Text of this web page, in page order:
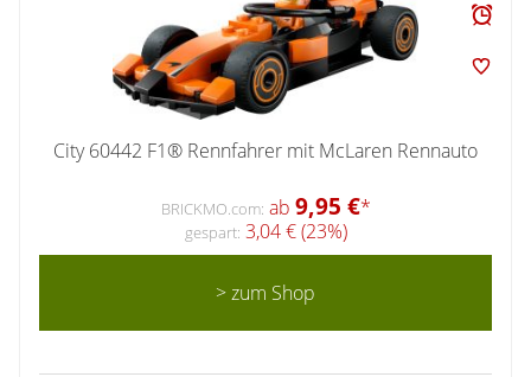
City 60442 F1® Rennfahrer mit McLaren Rennauto
BRICKMO.com: ab 9,95 €*
gespart: 3,04 € (23%)
> zum Shop